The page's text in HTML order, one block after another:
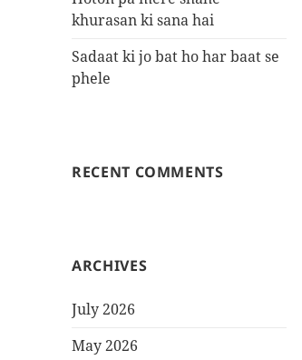
khurasan ki sana hai
Sadaat ki jo bat ho har baat se
phele
RECENT COMMENTS
ARCHIVES
July 2026
May 2026